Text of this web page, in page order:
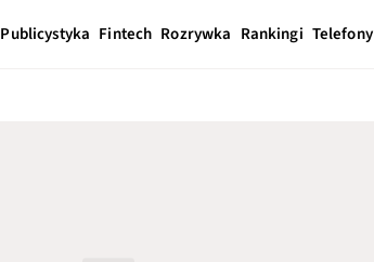
Publicystyka Fintech Rozrywka Rankingi Telefony